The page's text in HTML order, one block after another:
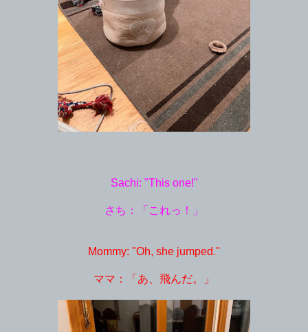
Sachi: "This one!"
さち：「これっ！」
Mommy: "Oh, she jumped."
ママ：「あ、飛んだ。」